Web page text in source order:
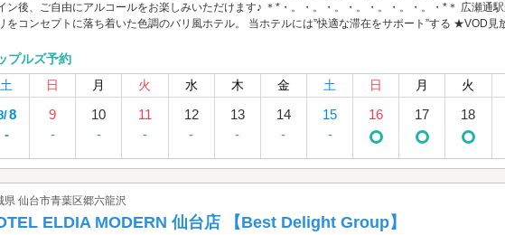
ン後、ご自由にアルコールをお楽しみいただけます♪ ＊*・。・。・。・。・。・。・。・*＊ 広瀬通
をコンセプトに落ち着いた色調のバリ風ホテル。 当ホテルには”快適な滞在をサポート”する ★VOD
プルズ予約
土
日 月 火 水 木 金 土 日 月 火
8
-
9
-
10
-
11
-
12
-
13
-
14
-
15
-
16 17 18
県 仙台市青葉区郷六龍沢
ELDIA MODERN 仙台店 【Best Delight Group】